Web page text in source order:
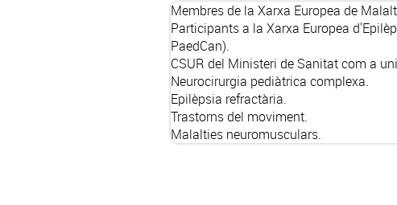
Membres de la Xarxa Europea de
Participants a la Xarxa Europea
PaedCan).
CSUR del Ministeri de Sanitat com a
Neurocirurgia pediàtrica complexa.
Epilèpsia refractària.
Trastorns del moviment.
Malalties neuromusculars.